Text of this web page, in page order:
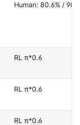
Human: 80.6% /
RL π*0.6
RL π*0.6
RL π*0.6